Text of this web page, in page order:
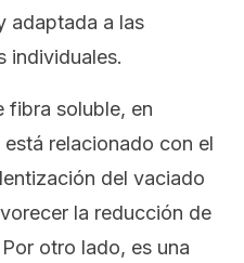
adaptada a las
individuales.
fibra soluble, en
está relacionado con el
del vaciado
la reducción de
otro lado, es una